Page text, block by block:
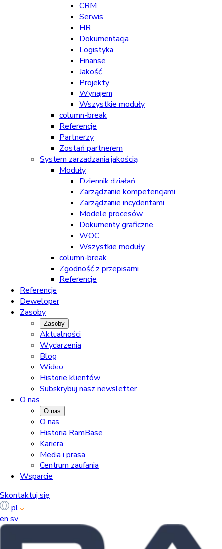
CRM
Serwis
HR
Dokumentacja
Logistyka
Finanse
Jakość
Projekty
Wynajem
Wszystkie moduły
column-break
Referencje
Partnerzy
Zostań partnerem
System zarzadzania jakością
Moduły
Dziennik działań
Zarządzanie kompetencjami
Zarządzanie incydentami
Modele procesów
Dokumenty graficzne
WOC
Wszystkie moduły
column-break
Zgodność z przepisami
Referencje
Referencje
Deweloper
Zasoby
Zasoby
Aktualności
Wydarzenia
Blog
Wideo
Historie klientów
Subskrybuj nasz newsletter
O nas
O nas
O nas
Historia RamBase
Kariera
Media i prasa
Centrum zaufania
Wsparcie
Skontaktuj się
pl
en sv